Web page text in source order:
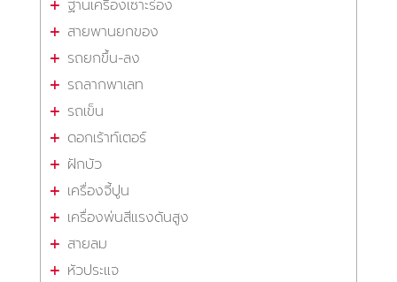
ฐานเครื่องเซาะร่อง
สายพานยกของ
รถยกขึ้น-ลง
รถลากพาเลท
รถเข็น
ดอกเร้าท์เตอร์
ฝักบัว
เครื่องจี้ปูน
เครื่องพ่นสีแรงดันสูง
สายลม
หัวประแจ